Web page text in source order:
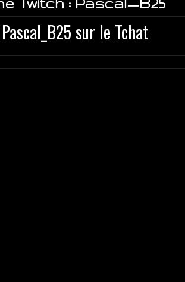
sur le Tchat